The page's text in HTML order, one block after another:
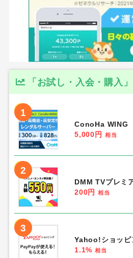
「お試し・入会・購入
1
ConoHa WING
5,000円
相当
2
DMM TVプレミ
200円
相当
3
Yahoo!ショッピ
1.1% 相当